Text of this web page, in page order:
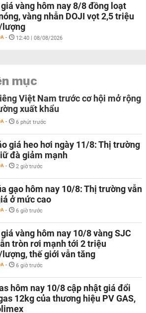
giá vàng hôm nay 8/8 đồng loạt
vàng nhẫn DOJI vọt 2,5 triệu
lượng
- 12:40 | 08/08/2026
mục
Việt Nam trước cơ hội mở rộng
xuất khẩu
- 6 phút trước
giá heo hơi ngày 11/8: Thị trường
đà giảm mạnh
- 2 giờ trước
gạo hôm nay 10/8: Thị trường vẫn
ở mức cao
- 6 giờ trước
vàng hôm nay 10/8 vàng SJC
tròn rơi mạnh tới 2 triệu
thế giới vẫn tăng
- 6 giờ trước
hôm nay 10/8 cập nhật giá đổi
12kg của thương hiệu PV GAS,